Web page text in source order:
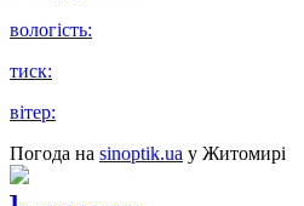
вологість:
тиск:
вітер:
Погода на sinoptik.ua у Житомирі